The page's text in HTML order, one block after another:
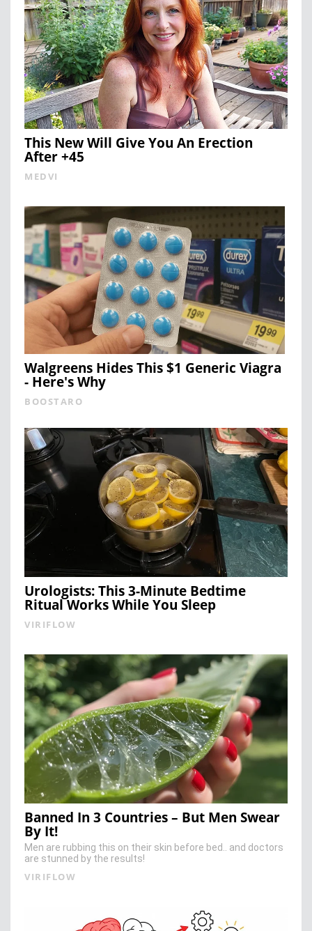
This New Will Give You An Erection
After +45
MEDVI
Walgreens Hides This $1 Generic Viagra
- Here's Why
BOOSTARO
Urologists: This 3-Minute Bedtime
Ritual Works While You Sleep
VIRIFLOW
Banned In 3 Countries – But Men Swear
By It!
Men are rubbing this on their skin before bed.. and doctors
are stunned by the results!
VIRIFLOW